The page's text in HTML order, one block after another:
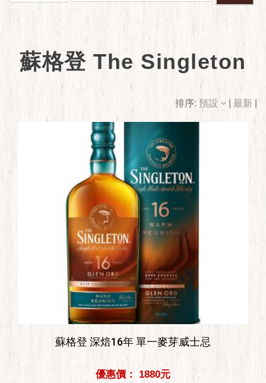
蘇格登 The Singleton
排序: 預設 最新
蘇格登 深焙16年 單一麥芽威士忌
優惠價： 1880元